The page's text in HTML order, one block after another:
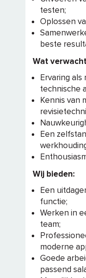
testen;
Oplossen
beste
Wat
Ervaring
technische
Kennis van
Een
Wij bieden:
Een
functie;
Werken in
team;
moderne
Goede
passend